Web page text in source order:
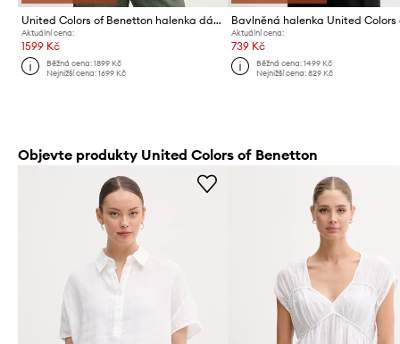
United Colors of Benetton halenka dámská lněná
Aktuální cena:
1599 Kč
Běžná cena:1899 Kč
Nejnižší cena:1699 Kč
Aktuální cena:
739 Kč
Běžná cena: 1499 Kč
Nejnižší cena: 829 Kč
Objevte produkty United Colors of Benetton